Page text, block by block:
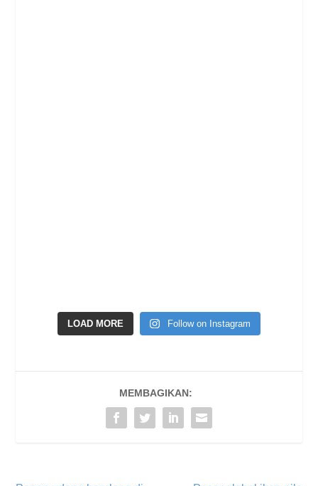
LOAD MORE Follow on Instagram
MEMBAGIKAN: